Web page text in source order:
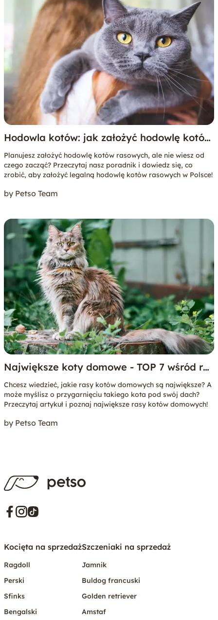
Hodowla kotów: jak założyć hodowlę kotów
rasowych?
Planujesz założyć hodowlę kotów rasowych, ale nie wiesz od
czego zacząć? Przeczytaj nasz poradnik i dowiedz się, co
zrobić, aby założyć legalną hodowlę kotów rasowych w Polsce!
by Petso Team
Największe koty domowe - TOP 7 wśród ras
dużych kotów
Chcesz wiedzieć, jakie rasy kotów domowych są największe? A
może myślisz o przygarnięciu takiego kota pod swój dach?
Przeczytaj artykuł i poznaj największe rasy kotów domowych!
by Petso Team
Kocięta na sprzedaż
Ragdoll
Perski
Sfinks
Bengalski
Szczeniaki na sprzedaż
Jamnik
Buldog francuski
Golden retriever
Amstaf